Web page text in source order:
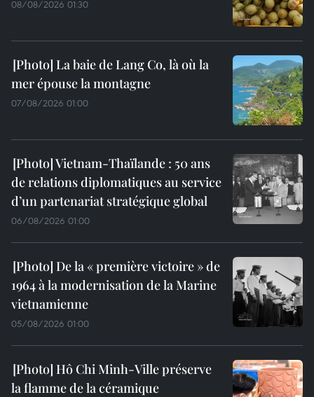
08/08/2026 01:30
La baie de Lang Co, là où la
mer épouse la montagne
07/08/2026 01:00
Vietnam-Thaïlande : 50 ans
de relations diplomatiques au service
d’un partenariat stratégique global
06/08/2026 01:00
De la « première victoire » de
1964 à la modernisation de la Marine
vietnamienne
05/08/2026 01:00
Hô Chi Minh-Ville préserve
la flamme de la céramique